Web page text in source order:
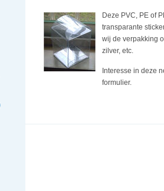
Deze PVC, PE of
transparante
wij de verpakking
zilver, etc.
Interesse in deze
formulier.